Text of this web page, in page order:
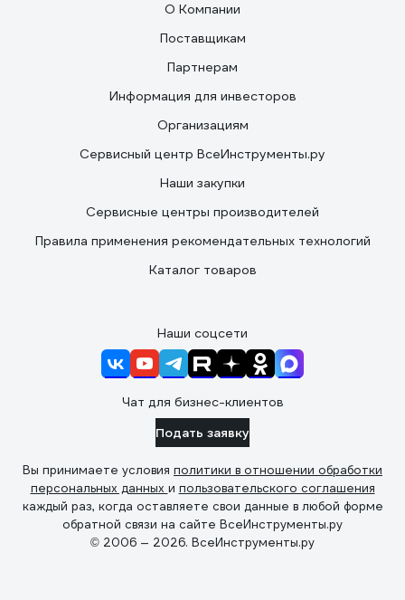
О Компании
Поставщикам
Партнерам
Информация для инвесторов
Организациям
Сервисный центр ВсеИнструменты.ру
Наши закупки
Сервисные центры производителей
Правила применения рекомендательных технологий
Каталог товаров
Наши соцсети
Чат для бизнес-клиентов
Подать заявку
Вы принимаете условия политики в отношении обработки
персональных данных и пользовательского соглашения
каждый раз, когда оставляете свои данные в любой форме
обратной связи на сайте ВсеИнструменты.ру
© 2006 — 2026. ВсеИнструменты.ру